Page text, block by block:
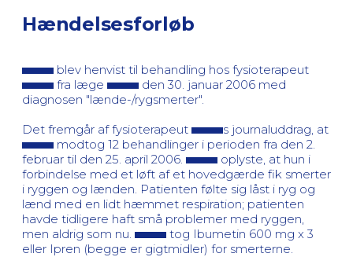
Hændelsesforløb
blev henvist til behandling hos fysioterapeut
fra læge
den 30. januar 2006 med
diagnosen "lænde-/rygsmerter".
Det fremgår af fysioterapeut
s journaluddrag, at
modtog 12 behandlinger i perioden fra den 2.
februar til den 25. april 2006.
oplyste, at hun i
forbindelse med et løft af et hovedgærde fik smerter
i ryggen og lænden. Patienten følte sig låst i ryg og
lænd med en lidt hæmmet respiration; patienten
havde tidligere haft små problemer med ryggen,
men aldrig som nu.
tog Ibumetin 600 mg x 3
eller Ipren (begge er gigtmidler) for smerterne.